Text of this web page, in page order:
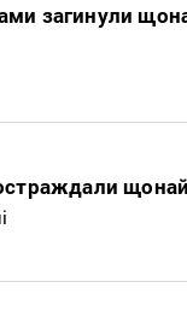
загинули